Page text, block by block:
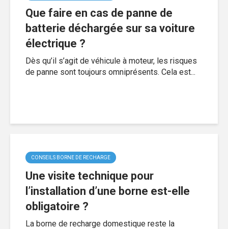
Que faire en cas de panne de
batterie déchargée sur sa voiture
électrique ?
Dès qu’il s’agit de véhicule à moteur, les risques
de panne sont toujours omniprésents. Cela est...
CONSEILS BORNE DE RECHARGE
Une visite technique pour
l’installation d’une borne est-elle
obligatoire ?
La borne de recharge domestique reste la